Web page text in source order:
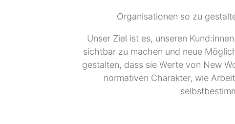
Organisationen so zu
Unser Ziel ist es, unseren
sichtbar zu machen und neue
gestalten, dass sie Werte von New
normativen Charakter, wie